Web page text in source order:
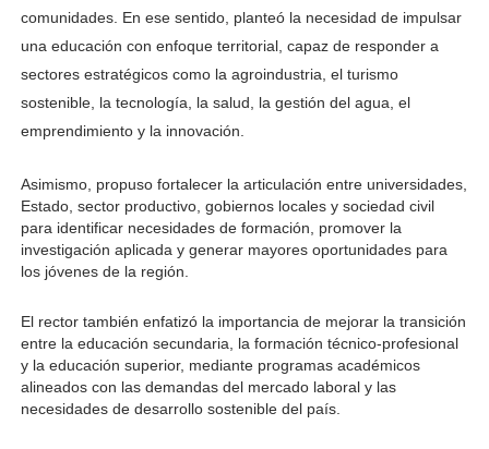
comunidades. En ese sentido, planteó la necesidad de impulsar
una educación con enfoque territorial, capaz de responder a
sectores estratégicos como la agroindustria, el turismo
sostenible, la tecnología, la salud, la gestión del agua, el
emprendimiento y la innovación.
Asimismo, propuso fortalecer la articulación entre universidades,
Estado, sector productivo, gobiernos locales y sociedad civil
para identificar necesidades de formación, promover la
investigación aplicada y generar mayores oportunidades para
los jóvenes de la región.
El rector también enfatizó la importancia de mejorar la transición
entre la educación secundaria, la formación técnico-profesional
y la educación superior, mediante programas académicos
alineados con las demandas del mercado laboral y las
necesidades de desarrollo sostenible del país.